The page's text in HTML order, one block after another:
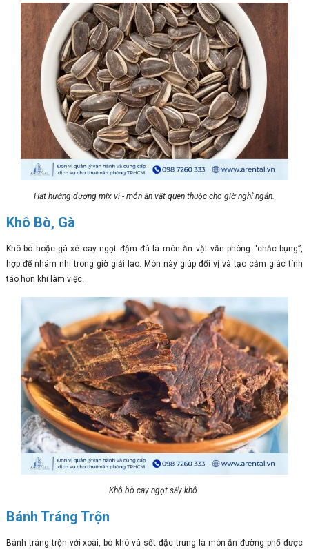
Hạt hướng dương mix vị - món ăn vặt quen thuộc cho giờ nghỉ ngắn.
Khô Bò, Gà
Khô bò hoặc gà xé cay ngọt đậm đà là món ăn vặt văn phòng “chắc bụng”,
hợp để nhâm nhi trong giờ giải lao. Món này giúp đổi vị và tạo cảm giác tỉnh
táo hơn khi làm việc.
Khô bò cay ngọt sấy khô.
Bánh Tráng Trộn
Bánh tráng trộn với xoài, bò khô và sốt đặc trưng là món ăn đường phố được